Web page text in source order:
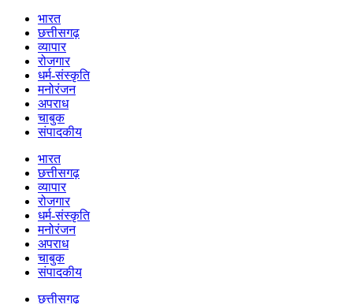
भारत
छत्तीसगढ़
व्यापार
रोजगार
धर्म-संस्कृति
मनोरंजन
अपराध
चाबुक
संपादकीय
भारत
छत्तीसगढ़
व्यापार
रोजगार
धर्म-संस्कृति
मनोरंजन
अपराध
चाबुक
संपादकीय
छत्तीसगढ़